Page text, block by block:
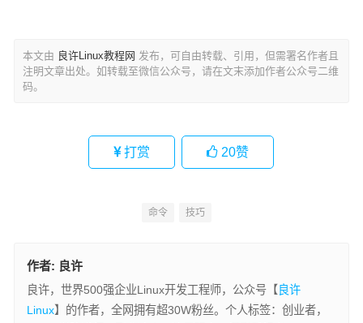
本文由 良许Linux教程网 发布，可自由转载、引用，但需署名作者且
注明文章出处。如转载至微信公众号，请在文末添加作者公众号二维
码。
打赏 20赞
命令 技巧
作者: 良许
良许，世界500强企业Linux开发工程师，公众号【 良许
Linux】的作者，全网拥有超30W粉丝。个人标签：创业者，